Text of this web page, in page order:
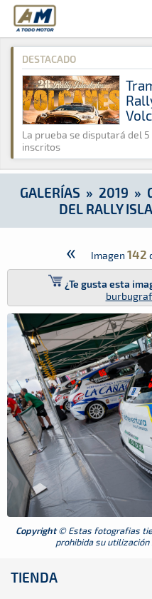
A Todo Motor ·
A Todo Motor » Galerías »
DESTACADO
La prueba se disputará del
inscritos
GALERÍAS » 2019 »
DEL RALLY
« Imagen 142
¿Te gusta esta
Copyright© Estas fotografias
prohibida su
TIENDA